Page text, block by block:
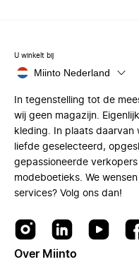
U winkelt bij
Miinto Nederland
In tegenstelling tot de
wij geen magazijn.
kleding. In plaats
liefde geselecteerd,
gepassioneerde
modeboetieks. We
services? Volg ons dan!
Over Miinto